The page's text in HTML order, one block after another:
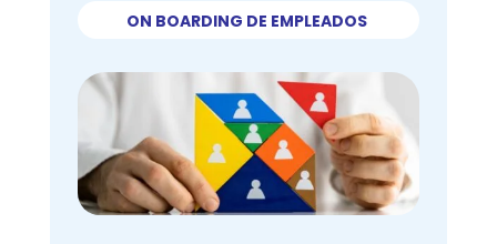
ON BOARDING DE EMPLEADOS